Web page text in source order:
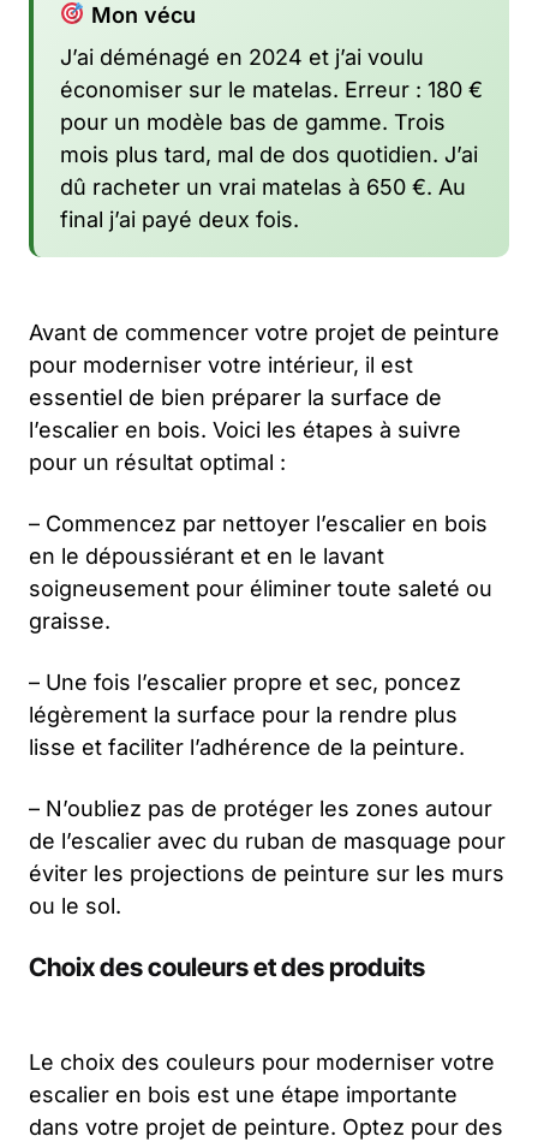
Mon vécu
J’ai déménagé en 2024 et j’ai voulu
économiser sur le matelas. Erreur : 180 €
pour un modèle bas de gamme. Trois
mois plus tard, mal de dos quotidien. J’ai
dû racheter un vrai matelas à 650 €. Au
final j’ai payé deux fois.
Avant de commencer votre projet de peinture
pour moderniser votre intérieur, il est
essentiel de bien préparer la surface de
l’escalier en bois. Voici les étapes à suivre
pour un résultat optimal :
– Commencez par nettoyer l’escalier en bois
en le dépoussiérant et en le lavant
soigneusement pour éliminer toute saleté ou
graisse.
– Une fois l’escalier propre et sec, poncez
légèrement la surface pour la rendre plus
lisse et faciliter l’adhérence de la peinture.
– N’oubliez pas de protéger les zones autour
de l’escalier avec du ruban de masquage pour
éviter les projections de peinture sur les murs
ou le sol.
Choix des couleurs et des produits
Le choix des couleurs pour moderniser votre
escalier en bois est une étape importante
dans votre projet de peinture. Optez pour des